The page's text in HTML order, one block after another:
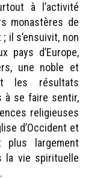
à l’activité
monastères de
il s’ensuivit, non
pays d’Europe,
une noble et
les résultats
à se faire sentir,
religieuses
d’Occident et
largement
la vie spirituelle